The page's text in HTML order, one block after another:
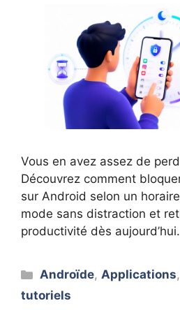
Vous en avez assez de
Découvrez comment
sur Android selon un
mode sans distraction et
productivité dès aujourd’hui.
Catégories
Androïde,Applications,
tutoriels